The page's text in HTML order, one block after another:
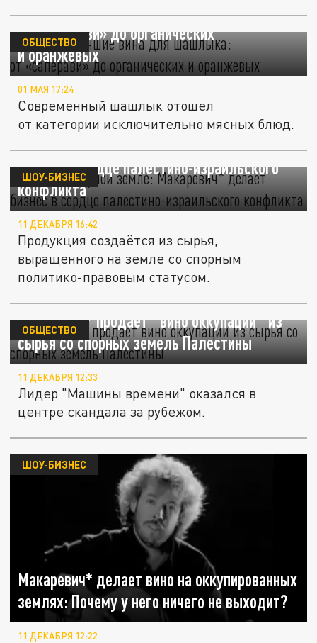
Названы лучшие вина для шашлыка:
от «саперави» до органических
и оранжевых
ОБЩЕСТВО
01 МАЯ 17:24
Современный шашлык отошел
от категории исключительно мясных блюд.
Вино на спорной земле: Макаревич* делает
бизнес в сердце палестино-израильского
конфликта
ШОУ-БИЗНЕС
11 ДЕКАБРЯ 16:42
Продукция создаётся из сырья,
выращенного на земле со спорным
политико-правовым статусом.
Макаревич* продаёт "вино оккупации" из
сырья со спорных земель Палестины
ОБЩЕСТВО
11 ДЕКАБРЯ 12:33
Лидер "Машины времени" оказался в
центре скандала за рубежом.
Макаревич* делает вино на оккупированных
землях: Почему у него ничего не выходит?
ШОУ-БИЗНЕС
11 ДЕКАБРЯ 12:22